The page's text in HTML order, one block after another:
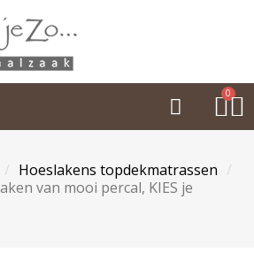
Hoeslakens topdekmatrassen
van mooi percal, KIES je